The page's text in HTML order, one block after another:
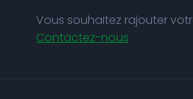
Vous souhaitez rajouter
Contactez-nous